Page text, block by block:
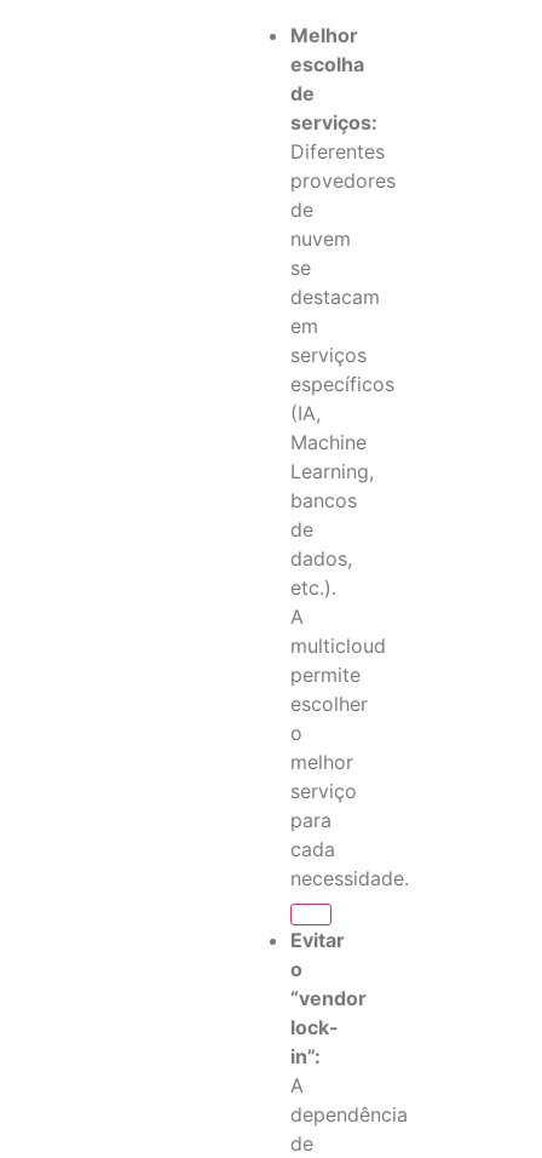
Melhor
escolha
de
serviços:
Diferentes
provedores
de
nuvem
se
destacam
em
serviços
específicos
(IA,
Machine
Learning,
bancos
de
dados,
etc.).
A
multicloud
permite
escolher
o
melhor
serviço
para
cada
necessidade.
Evitar
o
“vendor
lock-
in”:
A
dependência
de